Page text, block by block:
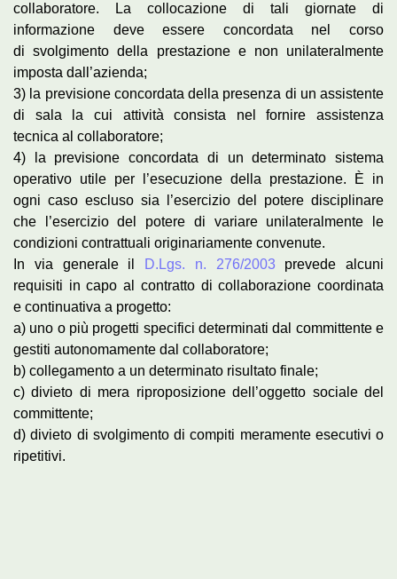
collaboratore. La collocazione di tali giornate di
informazione deve essere concordata nel corso
di svolgimento della prestazione e non unilateralmente
imposta dall’azienda;
3) la previsione concordata della presenza di un assistente
di sala la cui attività consista nel fornire assistenza
tecnica al collaboratore;
4) la previsione concordata di un determinato sistema
operativo utile per l’esecuzione della prestazione. È in
ogni caso escluso sia l’esercizio del potere disciplinare
che l’esercizio del potere di variare unilateralmente le
condizioni contrattuali originariamente convenute.
In via generale il
D.Lgs. n. 276/2003 prevede alcuni
requisiti in capo al contratto di collaborazione coordinata
e continuativa a progetto:
a) uno o più progetti specifici determinati dal committente e
gestiti autonomamente dal collaboratore;
b) collegamento a un determinato risultato finale;
c) divieto di mera riproposizione dell’oggetto sociale del
committente;
d) divieto di svolgimento di compiti meramente esecutivi o
ripetitivi.